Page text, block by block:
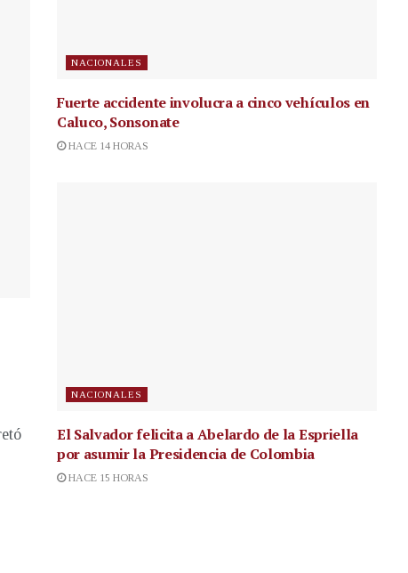
NACIONALES
Fuerte accidente involucra a cinco vehículos en
Caluco, Sonsonate
HACE 14 HORAS
NACIONALES
El Salvador felicita a Abelardo de la Espriella
por asumir la Presidencia de Colombia
HACE 15 HORAS